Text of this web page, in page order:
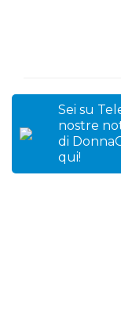
Sei su
nostre
di
qui!